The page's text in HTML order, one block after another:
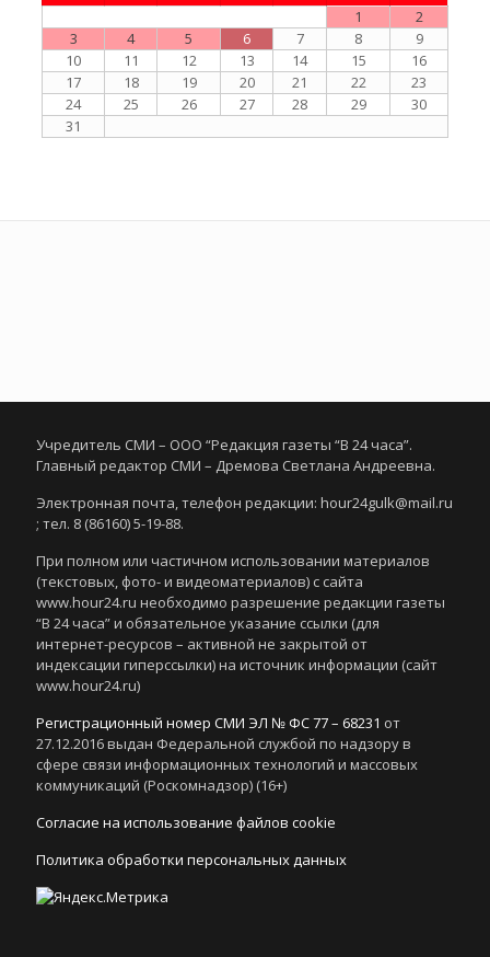
1
2
3
4 5 6 7 8
9
10
11 12 13 14 15
16
17
18 19 20 21 22
23
24
25 26 27 28 29
30
31
Учредитель СМИ – ООО “Редакция газеты “В 24 часа”.
Главный редактор СМИ – Дремова Светлана Андреевна.
Электронная почта, телефон редакции: hour24gulk@mail.ru
; тел. 8 (86160) 5-19-88.
При полном или частичном использовании материалов
(текстовых, фото- и видеоматериалов) с сайта
www.hour24.ru необходимо разрешение редакции газеты
“В 24 часа” и обязательное указание ссылки (для
интернет-ресурсов – активной не закрытой от
индексации гиперссылки) на источник информации (сайт
www.hour24.ru)
Регистрационный номер СМИ ЭЛ № ФС 77 – 68231 от
27.12.2016 выдан Федеральной службой по надзору в
сфере связи информационных технологий и массовых
коммуникаций (Роскомнадзор) (16+)
Согласие на использование файлов cookie
Политика обработки персональных данных